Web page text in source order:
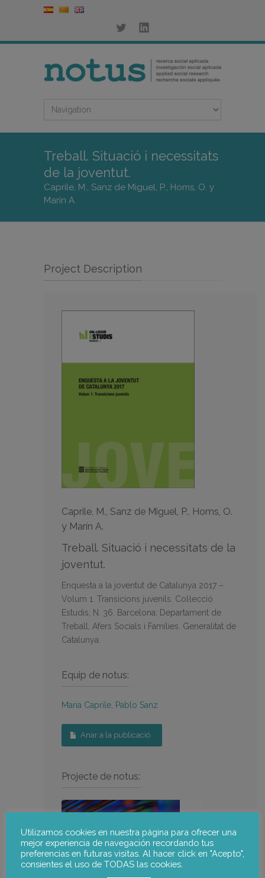
Treball. Situació i necessitats
de la joventut.
Caprile, M., Sanz de Miguel, P., Homs, O. y
Marín A.
Project Description
Caprile, M., Sanz de Miguel, P., Homs, O.
y Marín A.
Treball. Situació i necessitats de la
joventut.
Enquesta a la joventut de Catalunya 2017 –
Volum 1. Transicions juvenils. Col·lecció
Estudis, N. 36. Barcelona: Departament de
Treball, Afers Socials i Famílies. Generalitat de
Catalunya.
Equip de notus:
Maria Caprile Pablo Sanz
Anar a la publicació
Projecte de notus:
Utilizamos cookies en nuestra página para ofrecer una
mejor experiencia de navegación recordando tus
preferencias en futuras visitas. Al hacer click en "Acepto",
consientes el uso de TODAS las cookies.